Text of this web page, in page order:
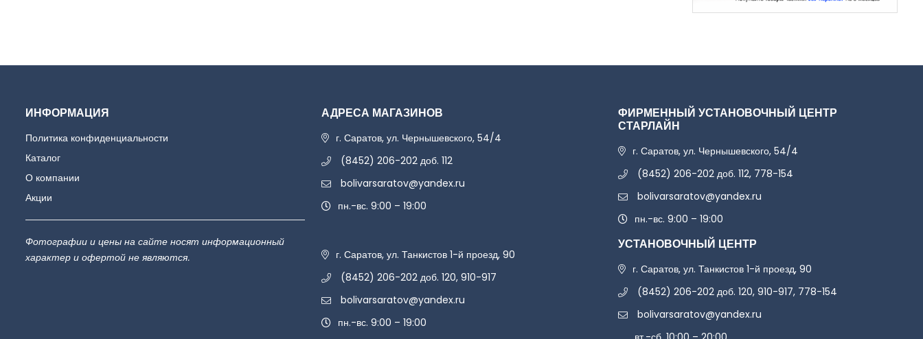
ИНФОРМАЦИЯ
Политика конфиденциальности
Каталог
О компании
Акции
Фотографии и цены на сайте носят информационный
характер и офертой не являются.
АДРЕСА МАГАЗИНОВ
г. Саратов, ул. Чернышевского, 54/4
(8452) 206-202 доб. 112
bolivarsaratov@yandex.ru
пн.-вс. 9:00 – 19:00
г. Саратов, ул. Танкистов 1-й проезд, 90
(8452) 206-202 доб. 120, 910-917
bolivarsaratov@yandex.ru
пн.-вс. 9:00 – 19:00
ФИРМЕННЫЙ УСТАНОВОЧНЫЙ ЦЕНТР
СТАРЛАЙН
г. Саратов, ул. Чернышевского, 54/4
(8452) 206-202 доб. 112, 778-154
bolivarsaratov@yandex.ru
пн.-вс. 9:00 – 19:00
УСТАНОВОЧНЫЙ ЦЕНТР
г. Саратов, ул. Танкистов 1-й проезд, 90
(8452) 206-202 доб. 120, 910-917, 778-154
bolivarsaratov@yandex.ru